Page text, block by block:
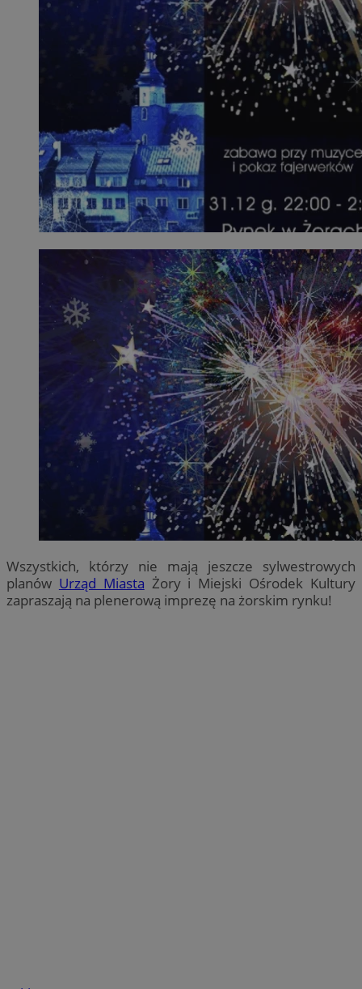
Wszystkich, którzy nie mają jeszcze sylwestrowych
planów Urząd Miasta Żory i Miejski Ośrodek Kultury
zapraszają na plenerową imprezę na żorskim rynku!